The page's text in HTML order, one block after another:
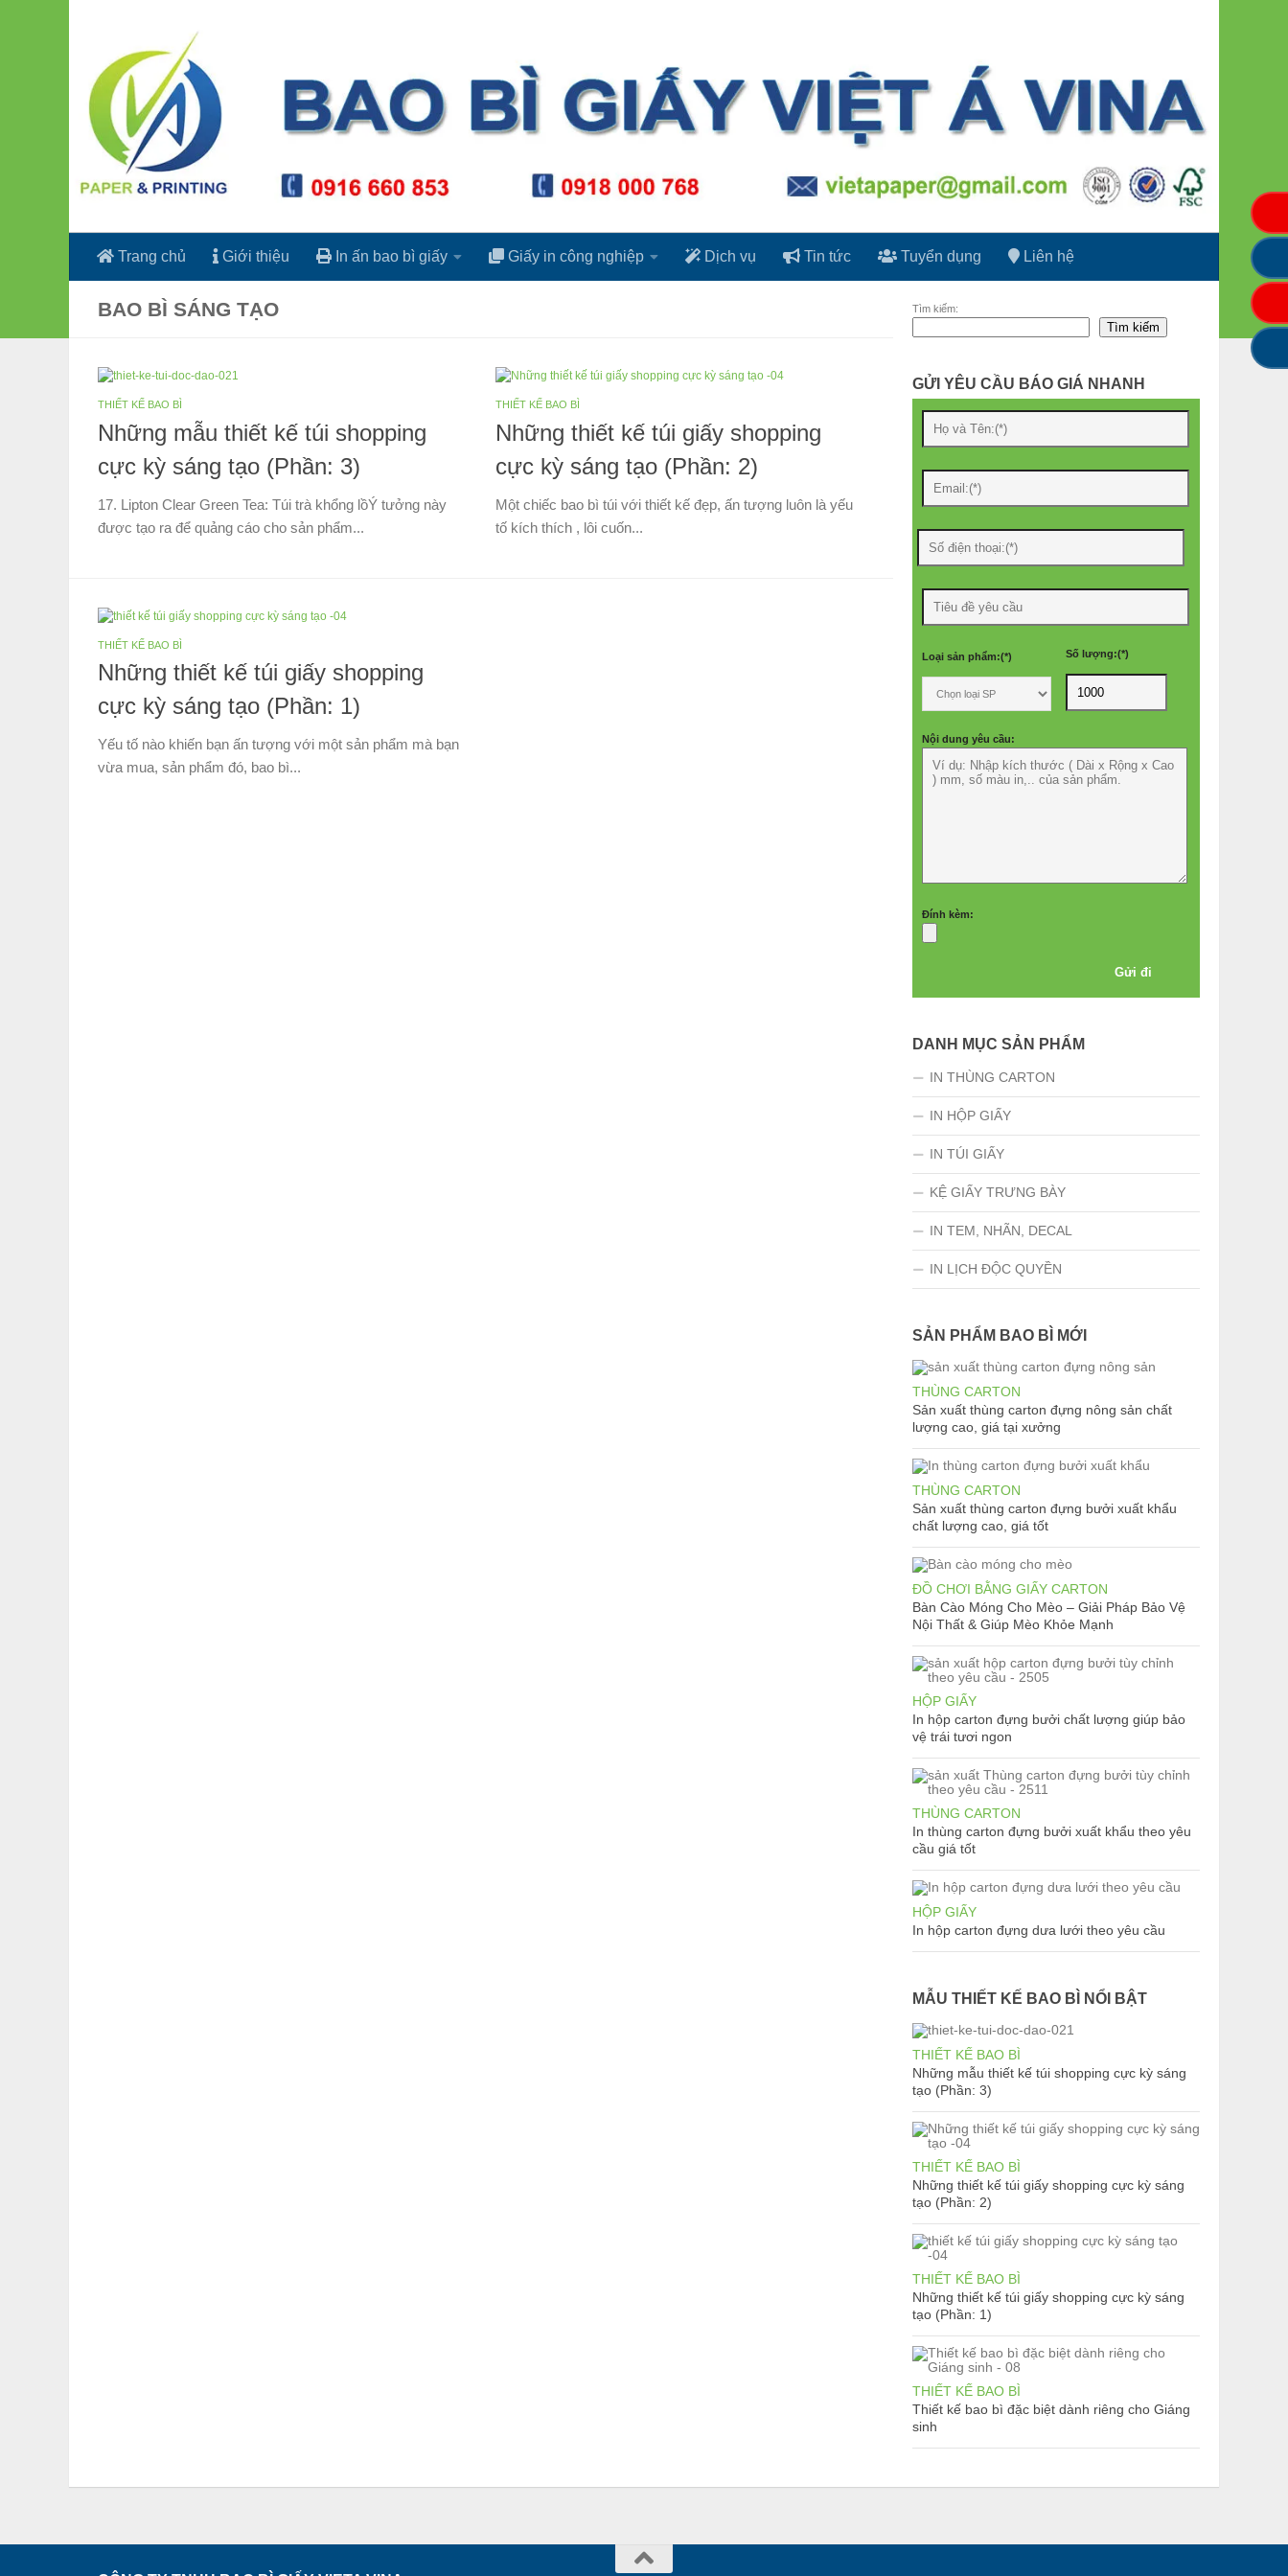
Trang chủ Giới thiệu In ấn bao bì giấy Giấy in công nghiệp Dịch vụ Tin tức Tuyển dụng Liên hệ
BAO BÌ SÁNG TẠO
THIẾT KẾ BAO BÌ
Những mẫu thiết kế túi shopping
cực kỳ sáng tạo (Phần: 3)
17. Lipton Clear Green Tea: Túi trà khổng lồÝ tưởng này
được tạo ra để quảng cáo cho sản phẩm...
THIẾT KẾ BAO BÌ
Những thiết kế túi giấy shopping
cực kỳ sáng tạo (Phần: 2)
Một chiếc bao bì túi với thiết kế đẹp, ấn tượng luôn là yếu
tố kích thích , lôi cuốn...
THIẾT KẾ BAO BÌ
Những thiết kế túi giấy shopping
cực kỳ sáng tạo (Phần: 1)
Yếu tố nào khiến bạn ấn tượng với một sản phẩm mà bạn
vừa mua, sản phẩm đó, bao bì...
Tìm kiếm:
Tìm kiếm
GỬI YÊU CẦU BÁO GIÁ NHANH
Loại sản phẩm:(*) Số lượng:(*)
Nội dung yêu cầu:
Đính kèm:
DANH MỤC SẢN PHẨM
IN THÙNG CARTON
IN HỘP GIẤY
IN TÚI GIẤY
KỆ GIẤY TRƯNG BÀY
IN TEM, NHÃN, DECAL
IN LỊCH ĐỘC QUYỀN
SẢN PHẨM BAO BÌ MỚI
THÙNG CARTON
Sản xuất thùng carton đựng nông sản chất
lượng cao, giá tại xưởng
THÙNG CARTON
Sản xuất thùng carton đựng bưởi xuất khẩu
chất lượng cao, giá tốt
ĐỒ CHƠI BẰNG GIẤY CARTON
Bàn Cào Móng Cho Mèo – Giải Pháp Bảo Vệ
Nội Thất & Giúp Mèo Khỏe Mạnh
HỘP GIẤY
In hộp carton đựng bưởi chất lượng giúp bảo
vệ trái tươi ngon
THÙNG CARTON
In thùng carton đựng bưởi xuất khẩu theo yêu
cầu giá tốt
HỘP GIẤY
In hộp carton đựng dưa lưới theo yêu cầu
MẪU THIẾT KẾ BAO BÌ NỔI BẬT
THIẾT KẾ BAO BÌ
Những mẫu thiết kế túi shopping cực kỳ sáng
tạo (Phần: 3)
THIẾT KẾ BAO BÌ
Những thiết kế túi giấy shopping cực kỳ sáng
tạo (Phần: 2)
THIẾT KẾ BAO BÌ
Những thiết kế túi giấy shopping cực kỳ sáng
tạo (Phần: 1)
THIẾT KẾ BAO BÌ
Thiết kế bao bì đặc biệt dành riêng cho Giáng
sinh